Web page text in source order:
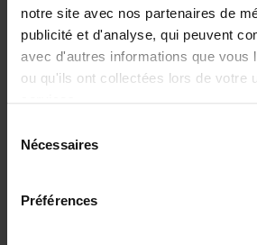
notre site avec nos partenaires de
publicité et d'analyse, qui peuvent
avec d'autres informations que vous
ou qu'ils ont collectées lors de votre
Nécessaires
Préférences
€29,99
Digital
completely